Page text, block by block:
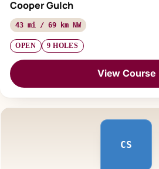
Cooper Gulch
43 mi / 69 km NW
OPEN 9 HOLES
View Course
CS